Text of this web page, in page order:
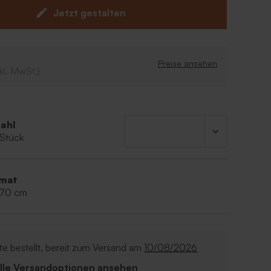
als Dankeschön für all die süßen
5 cm
Amylzimt, Geraniol, Limonen, Citronellol,
Citral.
Jetzt gestalten
Preise ansehen
cm
bestellt, bereit zum Versand am 10/08/2026
Versandoptionen ansehen